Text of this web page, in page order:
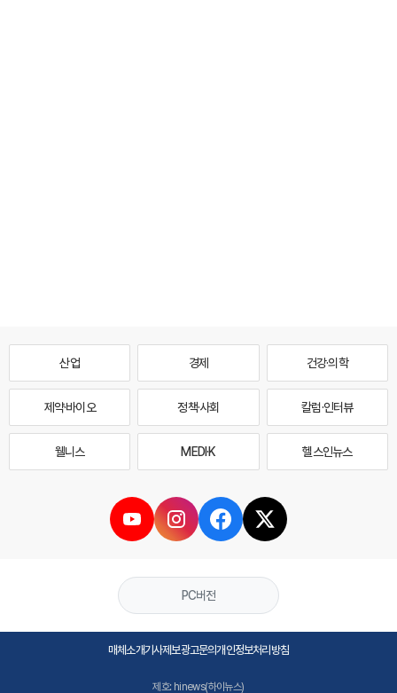
산업 경제 건강·의학
제약·바이오 정책·사회 칼럼·인터뷰
웰니스 MEDI·K 헬스인뉴스
PC버전
매체소개기사제보광고문의개인정보처리방침
제호: hinews(하이뉴스)